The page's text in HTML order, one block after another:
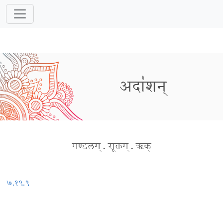
अदा॑शन्
मण्डलम् . सूक्तम् . ऋक्
७.१९.९